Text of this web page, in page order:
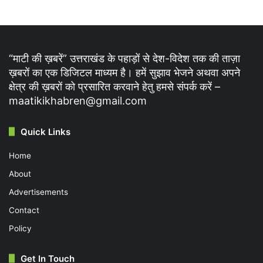
“माटी की ख़बरें” उत्तराखंड के पहाड़ों से देश-विदेश तक की ताज़ा
ख़बरों का एक डिजिटल माध्यम है। हमें सुझाव भेजने अथवा अपने
क्षेत्र की ख़बरों को प्रसारित करवाने हेतु हमसे संपर्क करें –
maatikikhabren@gmail.com
Quick Links
Home
About
Advertisements
Contact
Policy
Get In Touch